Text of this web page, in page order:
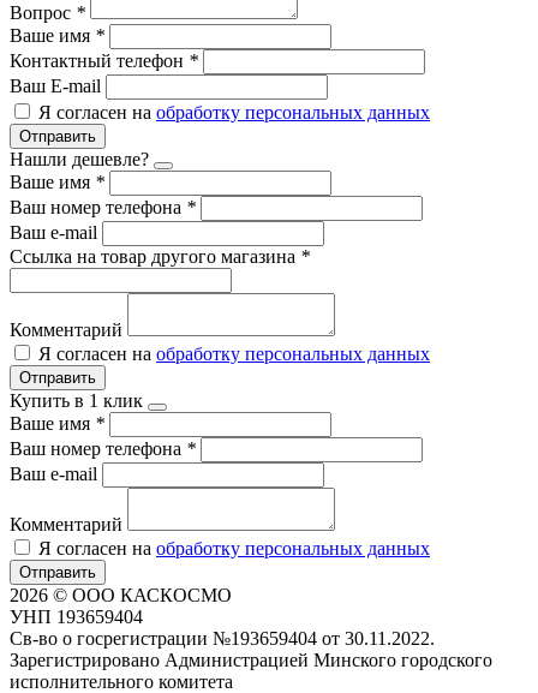
Вопрос *
Ваше имя *
Контактный телефон *
Ваш E-mail
Я согласен на обработку персональных данных
Отправить
Нашли дешевле?
Ваше имя *
Ваш номер телефона *
Ваш e-mail
Ссылка на товар другого магазина *
Комментарий
Я согласен на обработку персональных данных
Отправить
Купить в 1 клик
Ваше имя *
Ваш номер телефона *
Ваш e-mail
Комментарий
Я согласен на обработку персональных данных
Отправить
2026 © ООО КАСКОСМО
УНП 193659404
Св-во о госрегистрации №193659404 от 30.11.2022.
Зарегистрировано Администрацией Минского городского
исполнительного комитета